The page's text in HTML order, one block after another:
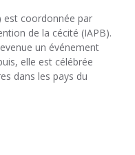
est coordonnée par
de la cécité (IAPB).
un événement
elle est célébrée
dans les pays du